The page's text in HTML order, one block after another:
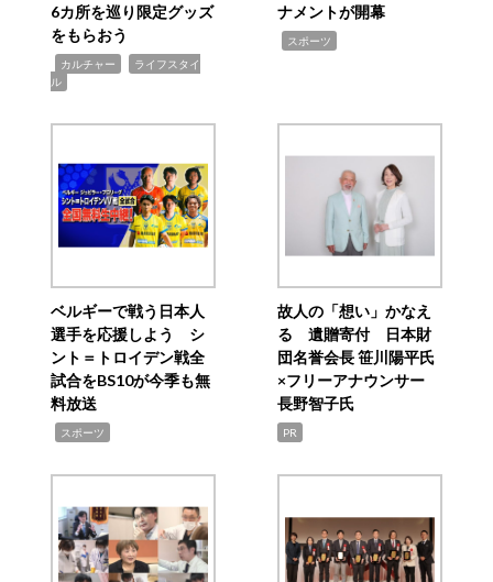
6カ所を巡り限定グッズ
をもらおう
カルチャー
ライフスタイ
ル
ナメントが開幕
スポーツ
ベルギーで戦う日本人
選手を応援しよう シ
ント＝トロイデン戦全
試合をBS10が今季も無
料放送
スポーツ
故人の「想い」かなえ
る 遺贈寄付 日本財
団名誉会長 笹川陽平氏
×フリーアナウンサー
長野智子氏
PR